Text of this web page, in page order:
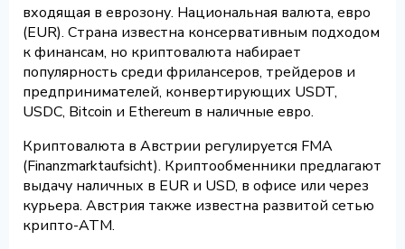
входящая в еврозону. Национальная валюта, евро
(EUR). Страна известна консервативным подходом
к финансам, но криптовалюта набирает
популярность среди фрилансеров, трейдеров и
предпринимателей, конвертирующих USDT,
USDC, Bitcoin и Ethereum в наличные евро.
Криптовалюта в Австрии регулируется FMA
(Finanzmarktaufsicht). Криптообменники предлагают
выдачу наличных в EUR и USD, в офисе или через
курьера. Австрия также известна развитой сетью
крипто-ATM.